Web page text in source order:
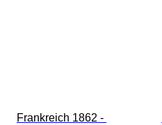
Frankreich 1862 -